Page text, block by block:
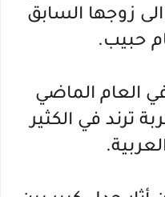
زوجها السابق
حبيب.
العام الماضي
ترند في الكثير